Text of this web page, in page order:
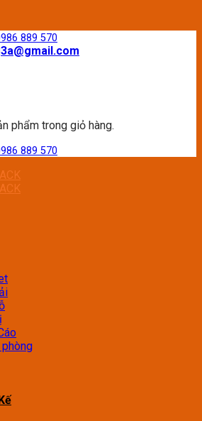
889 570
phẩm trong giỏ hàng.
889 570